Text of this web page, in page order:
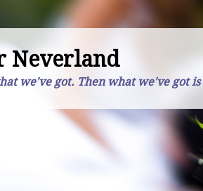
Neverland
we've got. Then what we've got is